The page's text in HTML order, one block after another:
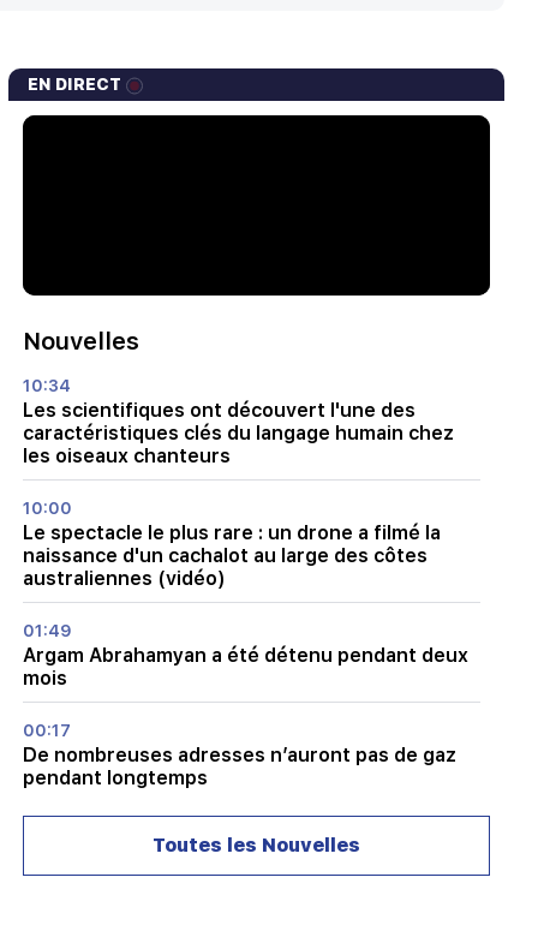
EN DIRECT
Nouvelles
10:34
Les scientifiques ont découvert l'une des
caractéristiques clés du langage humain chez
les oiseaux chanteurs
10:00
Le spectacle le plus rare : un drone a filmé la
naissance d'un cachalot au large des côtes
australiennes (vidéo)
01:49
Argam Abrahamyan a été détenu pendant deux
mois
00:17
De nombreuses adresses n’auront pas de gaz
pendant longtemps
Quel temps fera-t-il dans les prochains jours ?
Toutes les Nouvelles